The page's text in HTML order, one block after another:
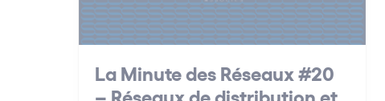
La Minute des Réseaux #20
– Réseaux de distribution et